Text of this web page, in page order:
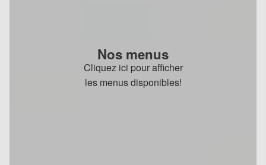
Nos menus
Cliquez ici pour afficher
les menus disponibles!